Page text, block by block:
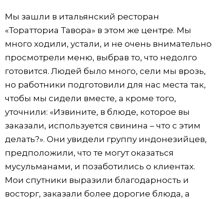
Мы зашли в итальянский ресторан
«Торатториа Тавора» в этом же центре. Мы
много ходили, устали, и не очень внимательно
просмотрели меню, выбрав то, что недолго
готовится. Людей было много, сели мы врозь,
но работники подготовили для нас места так,
чтобы мы сидели вместе, а кроме того,
уточнили: «Извините, в блюде, которое вы
заказали, используется свинина – что с этим
делать?». Они увидели группу индонезийцев,
предположили, что те могут оказаться
мусульманами, и позаботились о клиентах.
Мои спутники выразили благодарность и
восторг, заказали более дорогие блюда, а